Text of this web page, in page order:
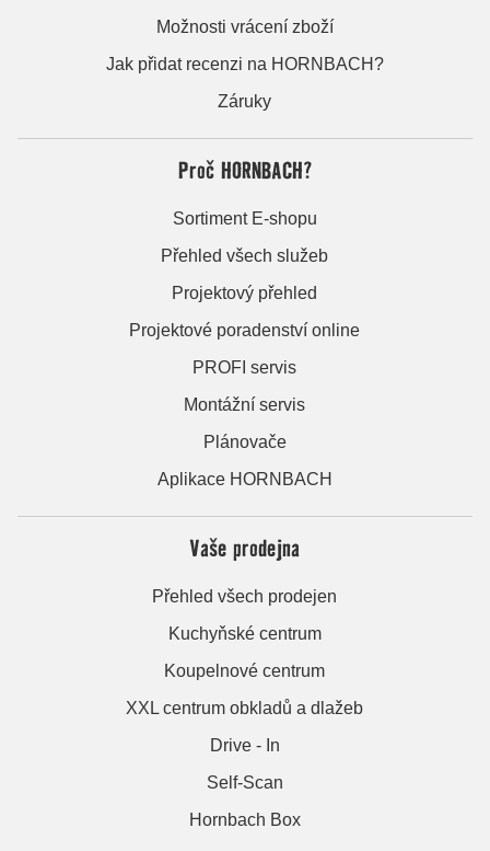
Možnosti vrácení zboží
Jak přidat recenzi na HORNBACH?
Záruky
Proč HORNBACH?
Sortiment E-shopu
Přehled všech služeb
Projektový přehled
Projektové poradenství online
PROFI servis
Montážní servis
Plánovače
Aplikace HORNBACH
Vaše prodejna
Přehled všech prodejen
Kuchyňské centrum
Koupelnové centrum
XXL centrum obkladů a dlažeb
Drive - In
Self-Scan
Hornbach Box